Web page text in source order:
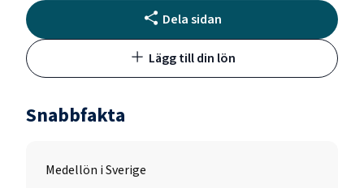
Dela sidan
Lägg till din lön
Snabbfakta
Medellön i Sverige